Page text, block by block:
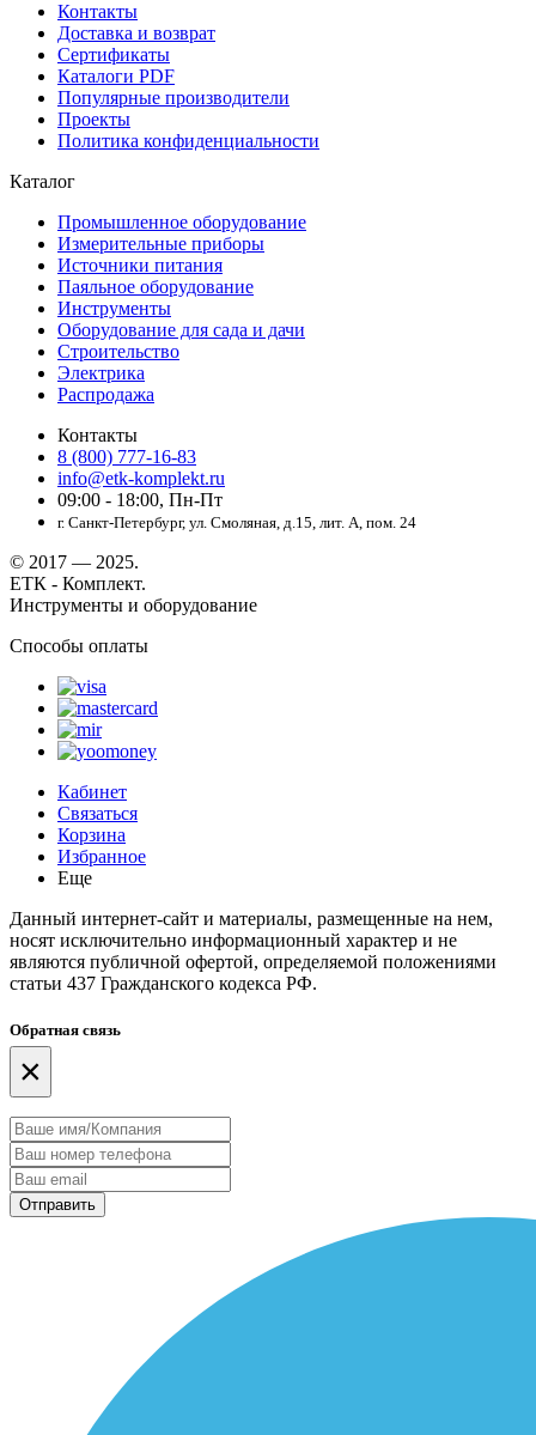
Контакты
Доставка и возврат
Сертификаты
Каталоги PDF
Популярные производители
Проекты
Политика конфиденциальности
Каталог
Промышленное оборудование
Измерительные приборы
Источники питания
Паяльное оборудование
Инструменты
Оборудование для сада и дачи
Строительство
Электрика
Распродажа
Контакты
8 (800) 777-16-83
info@etk-komplekt.ru
09:00 - 18:00, Пн-Пт
г. Санкт-Петербург, ул. Смоляная, д.15, лит. А, пом. 24
© 2017 — 2025.
ЕТК - Комплект.
Инструменты и оборудование
Способы оплаты
Кабинет
Связаться
Корзина
Избранное
Еще
Данный интернет-сайт и материалы, размещенные на нем,
носят исключительно информационный характер и не
являются публичной офертой, определяемой положениями
статьи 437 Гражданского кодекса РФ.
Обратная связь
×
Отправить